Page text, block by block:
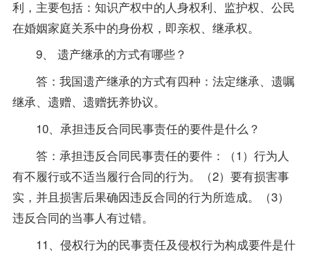
利，主要包括：知识产权中的人身权利、监护权、公民
在婚姻家庭关系中的身份权，即亲权、继承权。
9、 遗产继承的方式有哪些？
答：我国遗产继承的方式有四种：法定继承、遗嘱
继承、遗赠、遗赠抚养协议。
10、承担违反合同民事责任的要件是什么？
答：承担违反合同民事责任的要件：（1）行为人
有不履行或不适当履行合同的行为。（2）要有损害事
实，并且损害后果确因违反合同的行为所造成。（3）
违反合同的当事人有过错。
11、侵权行为的民事责任及侵权行为构成要件是什